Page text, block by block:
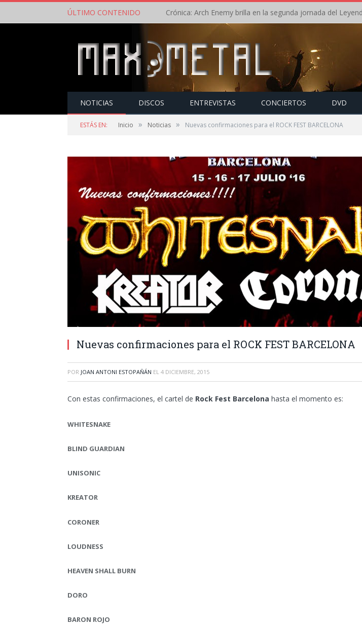
ÚLTIMO CONTENIDO
NOTICIAS DISCOS ENTREVISTAS CONCIERTOS DVD
ESTÁS EN: Inicio » Noticias » Nuevas confirmaciones para el ROCK FEST BARCELONA
Nuevas confirmaciones para el ROCK FEST BARCELONA
POR JOAN ANTONI ESTOPAÑÁN EL 4 DICIEMBRE, 2015
Con estas confirmaciones, el cartel de Rock Fest Barcelona hasta el momento es:
WHITESNAKE
BLIND GUARDIAN
UNISONIC
KREATOR
CORONER
LOUDNESS
HEAVEN SHALL BURN
DORO
BARON ROJO